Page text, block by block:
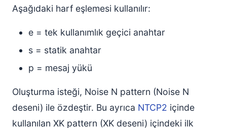
Aşağıdaki harf eşlemesi kullanılır:
e = tek kullanımlık geçici anahtar
s = statik anahtar
p = mesaj yükü
Oluşturma isteği, Noise N pattern (Noise N
deseni) ile özdeştir. Bu ayrıca NTCP2 içinde
kullanılan XK pattern (XK deseni) içindeki ilk